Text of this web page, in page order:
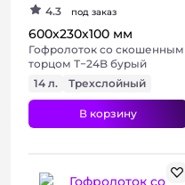
4.3 под заказ
600х230х100 мм
Гофролоток со скошенным
торцом Т−24B бурый
14 л.
Трехслойный
В корзину